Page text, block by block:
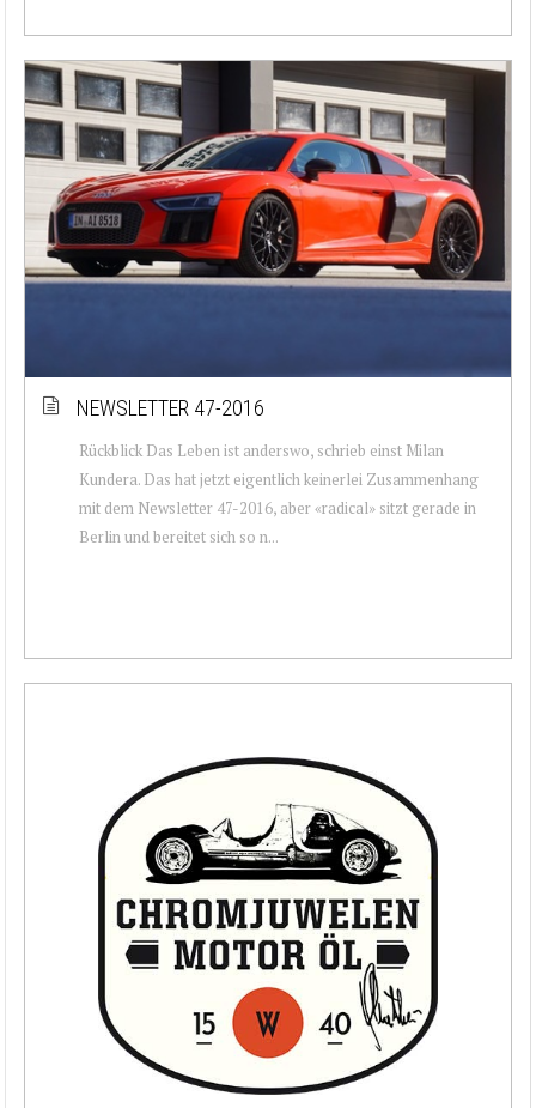
NEWSLETTER 47-2016
Rückblick Das Leben ist anderswo, schrieb einst Milan
Kundera. Das hat jetzt eigentlich keinerlei Zusammenhang
mit dem Newsletter 47-2016, aber «radical» sitzt gerade in
Berlin und bereitet sich so n...